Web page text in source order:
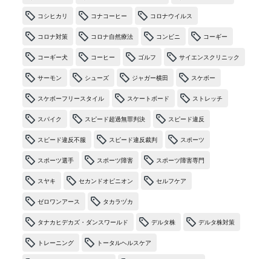
コシヒカリ コナコーヒー コロナウイルス
コロナ対策 コロナ自然療法 コンビニ コーギー
コーギー犬 コーヒー ゴルフ サイエンスクリニック
サーモン シューズ ジャガー横田 スケボー
スケボーフリースタイル スケートボード ストレッチ
スパイク スピード超過無罪判決 スピード違反
スピード違反不服 スピード違反裁判 スポーツ
スポーツ選手 スポーツ障害 スポーツ障害専門
スヤキ セカンドオピニオン セルフケア
ゼロワンアース タカラヅカ
タナカヒデカズ・ダンスワールド デルタ株 デルタ株対策
トレーニング トータルヘルスケア